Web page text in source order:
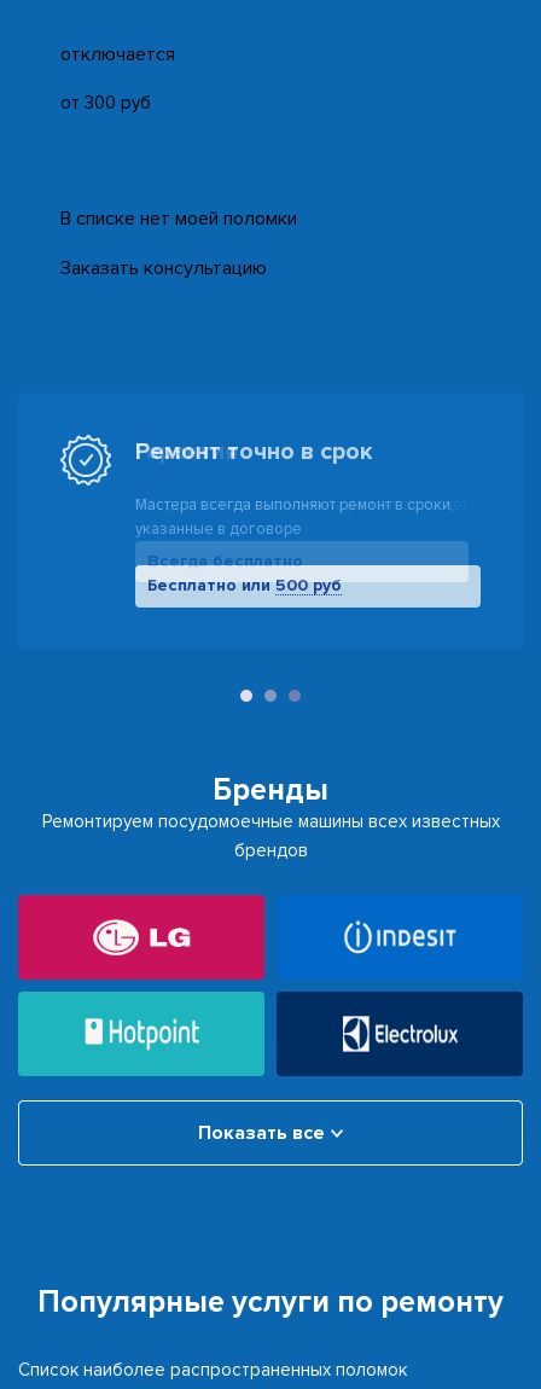
отключается
от 300 руб
В списке нет моей поломки
Заказать консультацию
500 руб
Гарантия
Предоставляем гарантию на ремонт до 10 лет
Всегда бесплатно
Бренды
Ремонтируем посудомоечные машины всех известных
брендов
Показать все
Популярные услуги по ремонту
Список наиболее распространенных поломок